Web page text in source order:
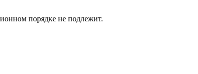
порядке не подлежит.